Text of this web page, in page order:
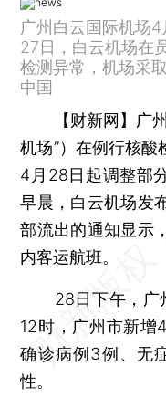
广州白云国际机场
27日，白云机场在
检测异常，机场采
中国
【财新网】
广
机场”）在例行核酸
4月28日起调整部
早晨，白云机场发
部流出的通知显示
内客运航班。
28日下午，广
12时，广州市新增
确诊病例3例、无
性。